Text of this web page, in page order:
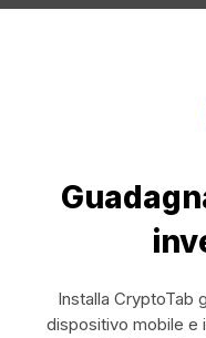
Installa CryptoTab
dispositivo mobile e